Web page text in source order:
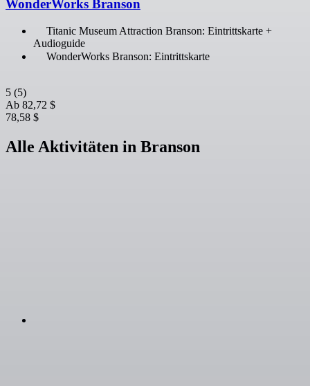
WonderWorks Branson
Titanic Museum Attraction Branson: Eintrittskarte +
Audioguide
WonderWorks Branson: Eintrittskarte
5 (5)
Ab 82,72 $
78,58 $
Alle Aktivitäten in Branson